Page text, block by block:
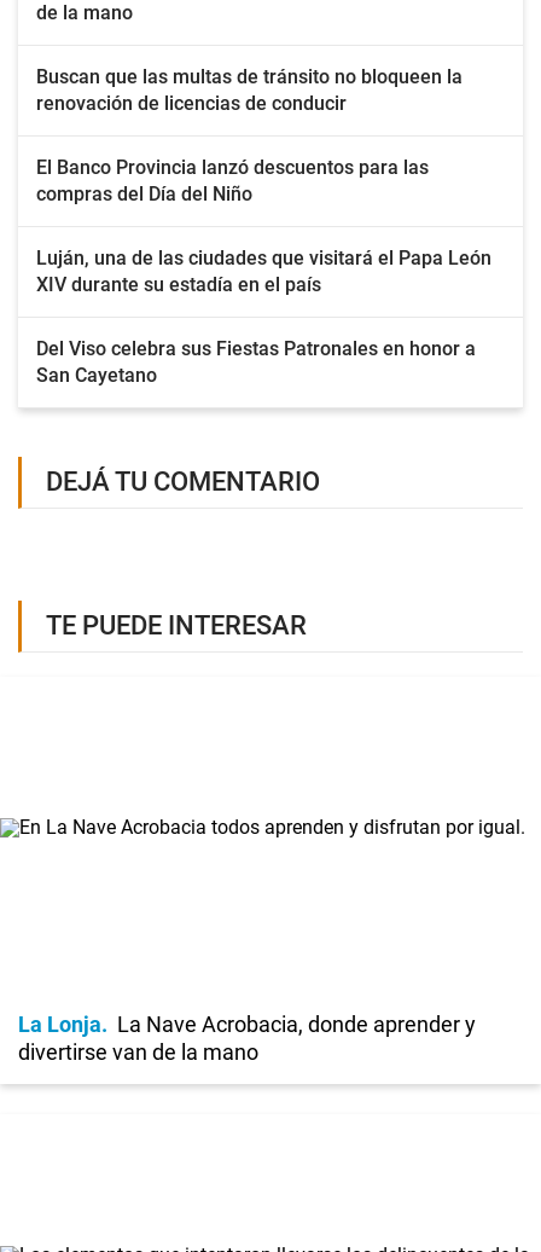
de la mano
Buscan que las multas de tránsito no bloqueen la
renovación de licencias de conducir
El Banco Provincia lanzó descuentos para las
compras del Día del Niño
Luján, una de las ciudades que visitará el Papa León
XIV durante su estadía en el país
Del Viso celebra sus Fiestas Patronales en honor a
San Cayetano
DEJÁ TU COMENTARIO
TE PUEDE INTERESAR
La Lonja
La Nave Acrobacia, donde aprender y
divertirse van de la mano